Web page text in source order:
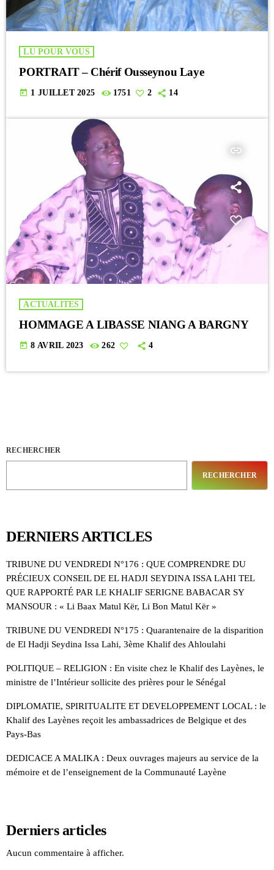
LU POUR VOUS
PORTRAIT – Chérif Ousseynou Laye
today 1 JUILLET 2025 1751 2 14
insert_link
ACTUALITES
HOMMAGE A LIBASSE NIANG A BARGNY
today 8 AVRIL 2023 262 4
RECHERCHER
RECHERCHER
DERNIERS ARTICLES
TRIBUNE DU VENDREDI N°176 : QUE COMPRENDRE DU
PRÉCIEUX CONSEIL DE EL HADJI SEYDINA ISSA LAHI TEL
QUE RAPPORTÉ PAR LE KHALIF SERIGNE BABACAR SY
MANSOUR : « Li Baax Matul Kër, Li Bon Matul Kër »
TRIBUNE DU VENDREDI N°175 : Quarantenaire de la disparition
de El Hadji Seydina Issa Lahi, 3ème Khalif des Ahloulahi
POLITIQUE – RELIGION : En visite chez le Khalif des Layènes, le
ministre de l’Intérieur sollicite des prières pour le Sénégal
DIPLOMATIE, SPIRITUALITE ET DEVELOPPEMENT LOCAL : le
Khalif des Layènes reçoit les ambassadrices de Belgique et des
Pays-Bas
DEDICACE A MALIKA : Deux ouvrages majeurs au service de la
mémoire et de l’enseignement de la Communauté Layène
Derniers articles
Aucun commentaire à afficher.